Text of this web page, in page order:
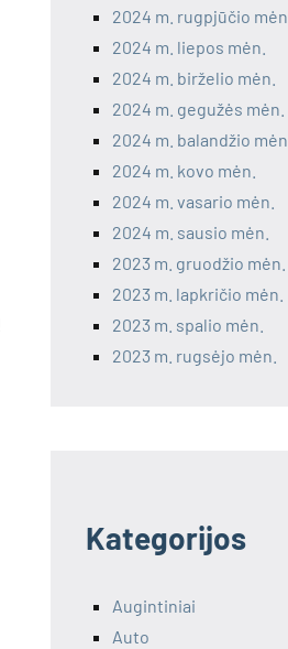
2024 m. rugpjūčio mėn.
2024 m. liepos mėn.
2024 m. birželio mėn.
2024 m. gegužės mėn.
2024 m. balandžio mėn.
2024 m. kovo mėn.
2024 m. vasario mėn.
2024 m. sausio mėn.
2023 m. gruodžio mėn.
2023 m. lapkričio mėn.
2023 m. spalio mėn.
2023 m. rugsėjo mėn.
Kategorijos
Augintiniai
Auto